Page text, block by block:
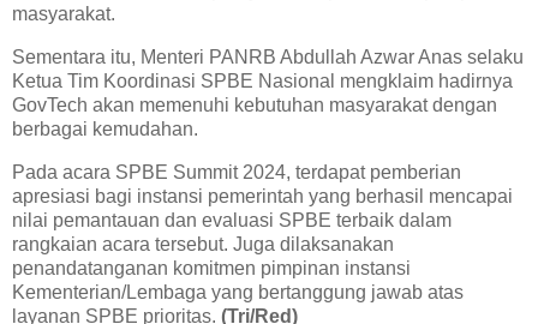
masyarakat.
Sementara itu, Menteri PANRB Abdullah Azwar Anas selaku
Ketua Tim Koordinasi SPBE Nasional mengklaim hadirnya
GovTech akan memenuhi kebutuhan masyarakat dengan
berbagai kemudahan.
Pada acara SPBE Summit 2024, terdapat pemberian
apresiasi bagi instansi pemerintah yang berhasil mencapai
nilai pemantauan dan evaluasi SPBE terbaik dalam
rangkaian acara tersebut. Juga dilaksanakan
penandatanganan komitmen pimpinan instansi
Kementerian/Lembaga yang bertanggung jawab atas
layanan SPBE prioritas. (Tri/Red)